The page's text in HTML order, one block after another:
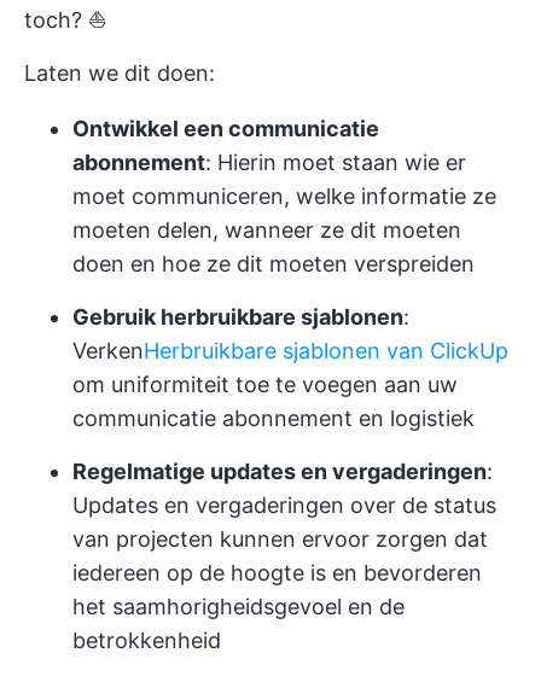
toch? ⛵
Laten we dit doen:
Ontwikkel een communicatie
abonnement: Hierin moet staan wie er
moet communiceren, welke informatie ze
moeten delen, wanneer ze dit moeten
doen en hoe ze dit moeten verspreiden
Gebruik herbruikbare sjablonen:
VerkenHerbruikbare sjablonen van ClickUp
om uniformiteit toe te voegen aan uw
communicatie abonnement en logistiek
Regelmatige updates en vergaderingen:
Updates en vergaderingen over de status
van projecten kunnen ervoor zorgen dat
iedereen op de hoogte is en bevorderen
het saamhorigheidsgevoel en de
betrokkenheid